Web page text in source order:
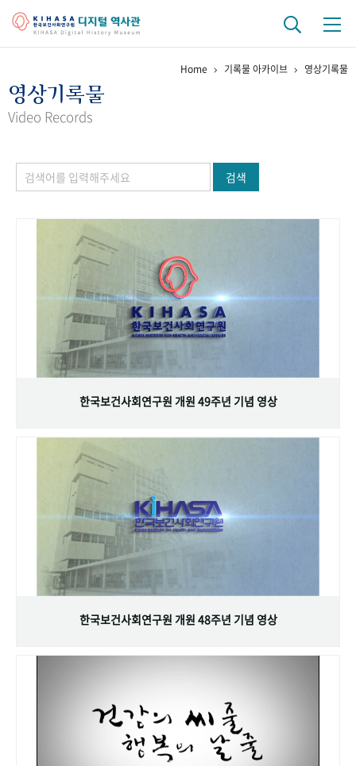
걸어온 길 기관 변천사
정책과 연구 키워드로 보는 연구 역사
연구자들
기록물 아카이브
사진 아카이브 문서 기록물 행정박물 영상 기록물
주년 기념
성과 50선 숫자로 보는 50년
VR 역사관
Home 기록물 아카이브 영상기록물
영상기록물
Video Records
검색
한국보건사회연구원 개원 49주년 기념 영상
한국보건사회연구원 개원 48주년 기념 영상